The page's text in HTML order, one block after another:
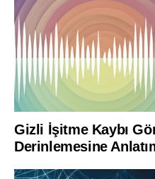
Gizli İşitme Kaybı
Derinlemesine